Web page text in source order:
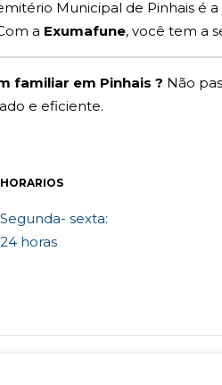
Municipal de Pinhais é
a Exumafune, você tem a
familiar em Pinhais ? Não
e eficiente.
HORARIOS
Segunda- sexta:
24 horas